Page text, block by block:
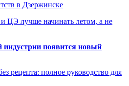
в Дзержинске
ЦЭ лучше начинать летом, а не
появится новый
рецепта: полное руководство для